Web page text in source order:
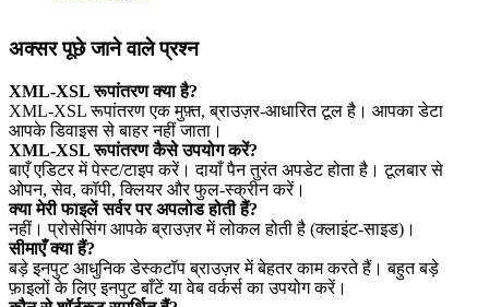
अक्सर पूछे जाने वाले प्रश्न
XML-XSL रूपांतरण क्या है?
XML-XSL रूपांतरण एक मुफ़्त, ब्राउज़र‑आधारित टूल है। आपका डेटा
आपके डिवाइस से बाहर नहीं जाता।
XML-XSL रूपांतरण कैसे उपयोग करें?
बाएँ एडिटर में पेस्ट/टाइप करें। दायाँ पैन तुरंत अपडेट होता है। टूलबार से
ओपन, सेव, कॉपी, क्लियर और फुल‑स्क्रीन करें।
क्या मेरी फाइलें सर्वर पर अपलोड होती हैं?
नहीं। प्रोसेसिंग आपके ब्राउज़र में लोकल होती है (क्लाइंट‑साइड)।
सीमाएँ क्या हैं?
बड़े इनपुट आधुनिक डेस्कटॉप ब्राउज़र में बेहतर काम करते हैं। बहुत बड़े
फ़ाइलों के लिए इनपुट बाँटें या वेब वर्कर्स का उपयोग करें।